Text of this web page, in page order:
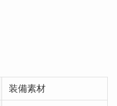
装備素材